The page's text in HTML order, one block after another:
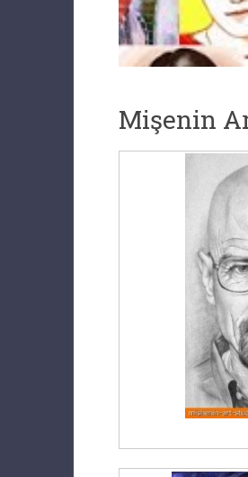
Mişenin